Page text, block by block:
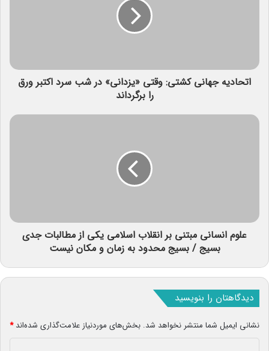
اتحادیه جهانی کشتی: وقتی «یزدانی» در شب سرد اکتبر ورق
را برگرداند
علوم انسانی مبتنی بر انقلاب اسلامی یکی از مطالبات جدی
بسیج / بسیج محدود به زمان و مکان نیست
دیدگاهتان را بنویسید
نشانی ایمیل شما منتشر نخواهد شد. بخش‌های موردنیاز علامت‌گذاری شده‌اند*